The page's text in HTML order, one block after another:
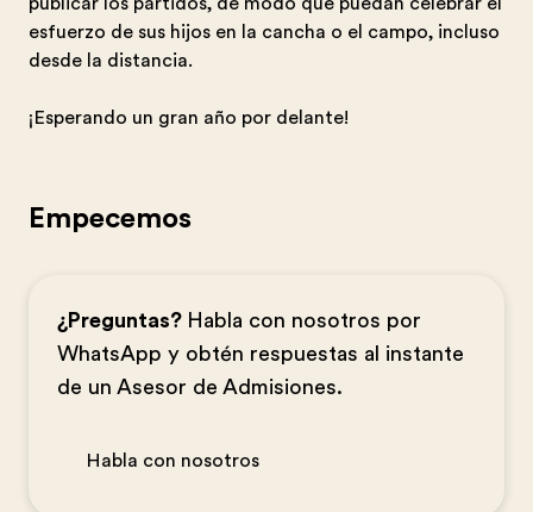
esfuerzo de sus hijos en la cancha o el campo, incluso
desde la distancia.
¡Esperando un gran año por delante!
Empecemos
¿Preguntas? Habla con nosotros por
WhatsApp y obtén respuestas al instante
de un Asesor de Admisiones.
Habla con nosotros